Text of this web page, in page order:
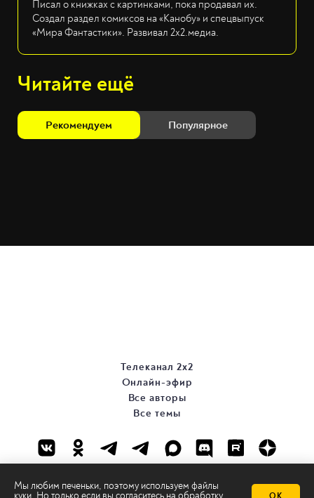
Писал о книжках с картинками, пока продавал их.
Создал раздел комиксов на «Канобу» и спецвыпуск
«Мира Фантастики». Развивал 2х2.медиа.
Читайте ещё
Рекомендуем Популярное
Мы любим печеньки, поэтому используем файлы
куки. Но только если вы согласитесь на обработку ОК
Телеканал 2х2
Онлайн-эфир
Все авторы
Все темы